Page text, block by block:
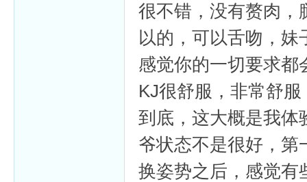
很不错，没有赘肉，
以的，可以舌吻，
感觉你的一切要求都
KJ很舒服，非常舒
到底，这大概是我体
爷状态不是很好，第
换姿势之后，感觉有